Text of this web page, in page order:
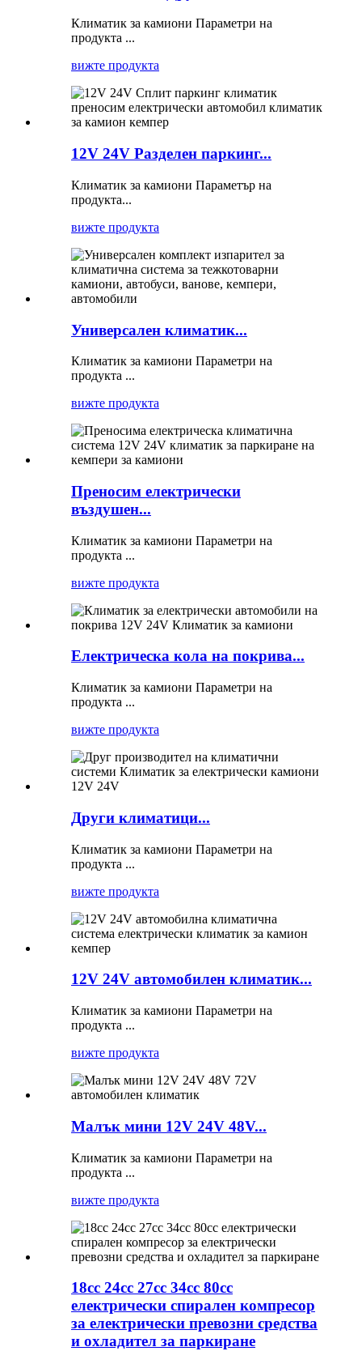
Климатик за камиони Параметри на
продукта ...
вижте продукта
12V 24V Разделен паркинг...
Климатик за камиони Параметър на
продукта...
вижте продукта
Универсален климатик...
Климатик за камиони Параметри на
продукта ...
вижте продукта
Преносим електрически
въздушен...
Климатик за камиони Параметри на
продукта ...
вижте продукта
Електрическа кола на покрива...
Климатик за камиони Параметри на
продукта ...
вижте продукта
Други климатици...
Климатик за камиони Параметри на
продукта ...
вижте продукта
12V 24V автомобилен климатик...
Климатик за камиони Параметри на
продукта ...
вижте продукта
Малък мини 12V 24V 48V...
Климатик за камиони Параметри на
продукта ...
вижте продукта
18cc 24cc 27cc 34cc 80cc
електрически спирален компресор
за електрически превозни средства
и охладител за паркиране